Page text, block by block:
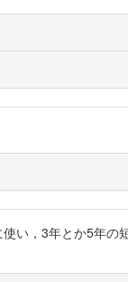
い，3年とか5年の